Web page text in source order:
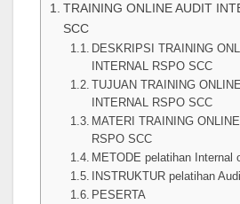
TRAINING ONLINE AUDIT
SCC
DESKRIPSI TRAINING
INTERNAL RSPO SCC
TUJUAN TRAINING
INTERNAL RSPO SCC
MATERI TRAINING
RSPO SCC
METODE pelatihan Internal
INSTRUKTUR pelatihan
PESERTA